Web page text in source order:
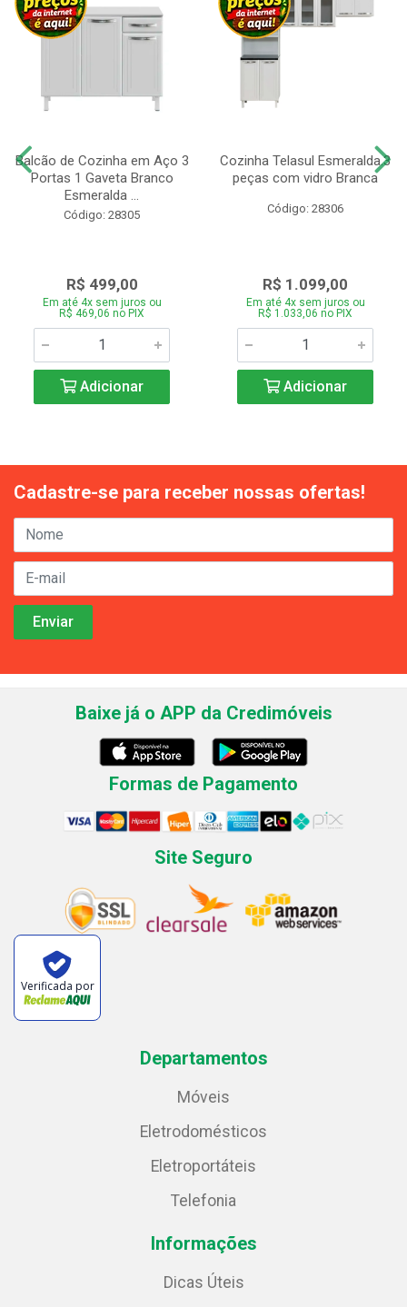
Balcão de Cozinha em Aço 3
Portas 1 Gaveta Branco
Esmeralda ...
Código: 28305
R$ 499,00
Em até 4x sem juros ou
R$ 469,06 no PIX
Adicionar
Cozinha Telasul Esmeralda.3
peças com vidro Branca
Código: 28306
R$ 1.099,00
Em até 4x sem juros ou
R$ 1.033,06 no PIX
Adicionar
Cadastre-se para receber nossas ofertas!
Baixe já o APP da Credimóveis
Formas de Pagamento
Site Seguro
Verificada por
Departamentos
Móveis
Eletrodomésticos
Eletroportáteis
Telefonia
Informações
Dicas Úteis